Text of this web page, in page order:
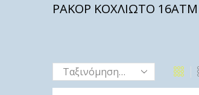
ΡΑΚΟΡ ΚΟΧΛΙΩΤΟ